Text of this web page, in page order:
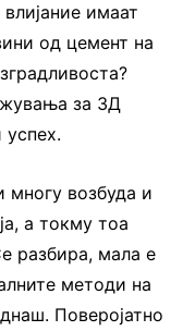
имаат
од цемент на
за 3Д
многу возбуда и
а токму тоа
разбира, мала е
методи на
Поверојатно